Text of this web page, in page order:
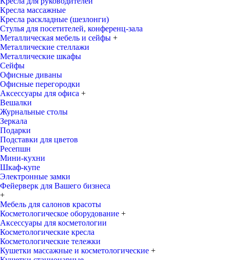
Кресла массажные
Кресла раскладные (шезлонги)
Стулья для посетителей, конференц-зала
Металлическая мебель и сейфы +
Металлические стеллажи
Металлические шкафы
Сейфы
Офисные диваны
Офисные перегородки
Аксессуары для офиса +
Вешалки
Журнальные столы
Зеркала
Подарки
Подставки для цветов
Ресепшн
Мини-кухни
Шкаф-купе
Электронные замки
Фейерверк для Вашего бизнеса
+
Мебель для салонов красоты
Косметологическое оборудование +
Аксессуары для косметологии
Косметологические кресла
Косметологические тележки
Кушетки массажные и косметологические +